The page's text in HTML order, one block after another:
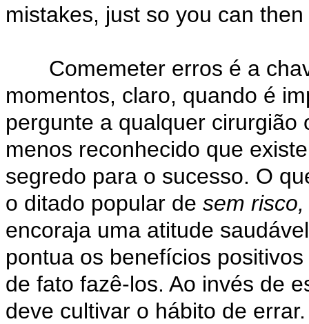
mistakes, just so you can
Comemeter erros é a
momentos, claro, quando é
pergunte a qualquer
menos reconhecido que
segredo para o sucesso. O
o ditado popular de sem
encoraja uma atitude
pontua os benefícios
de fato fazê-los. Ao invés de
deve cultivar o hábito de